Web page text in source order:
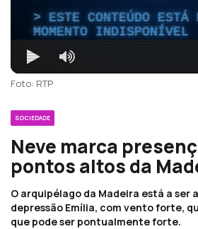
ESTE CONTEÚDO ESTÁ
MOMENTO INDISPONÍVEL
Foto: RTP
SOCIEDADE
Neve marca
pontos altos da
O arquipélago da Madeira está a ser
depressão Emília, com vento forte,
que pode ser pontualmente forte.